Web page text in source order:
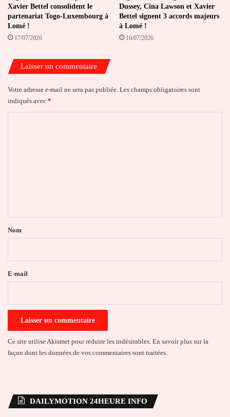
Xavier Bettel consolident le
partenariat Togo-Luxembourg à
Lomé !
17/07/2026
Dussey, Cina Lawson et Xavier
Bettel signent 3 accords majeurs
à Lomé !
16/07/2026
Laisser un commentaire
Votre adresse e-mail ne sera pas publiée. Les champs obligatoires sont
indiqués avec *
a
e
Nom
E-mail
Ce site utilise Akismet pour réduire les indésirables. En savoir plus sur la
façon dont les données de vos commentaires sont traitées.
DAILYMOTION 24HEURE INFO